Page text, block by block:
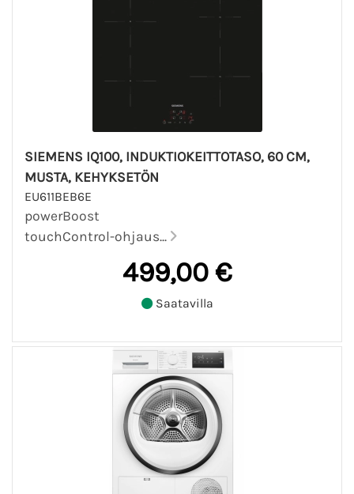
SIEMENS IQ100, INDUKTIOKEITTOTASO, 60 CM,
MUSTA, KEHYKSETÖN
EU611BEB6E
powerBoost
touchControl-ohjaus...
499,00 €
Saatavilla